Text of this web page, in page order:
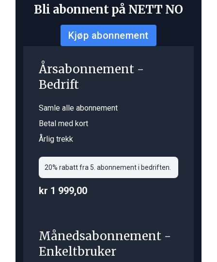
Bli abonnent på NETT NO
Kjøp abonnement
Årsabonnement -
Bedrift
Samle alle abonnement
Betal med kort
Årlig trekk
20% rabatt fra 5. abonnement i bedriften.
kr 1 999,00
Månedsabonnement -
Enkeltbruker